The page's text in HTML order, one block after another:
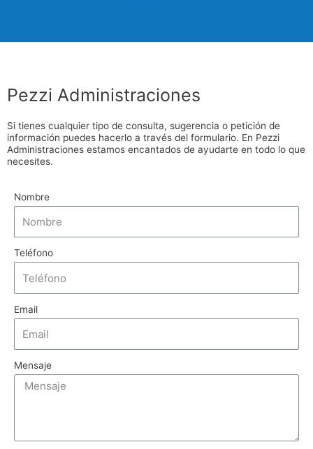
Pezzi Administraciones
Si tienes cualquier tipo de consulta, sugerencia o petición de
información puedes hacerlo a través del formulario. En Pezzi
Administraciones estamos encantados de ayudarte en todo lo que
necesites.
Nombre
Teléfono
Email
Mensaje